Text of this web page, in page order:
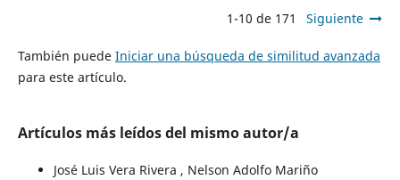
1-10 de 171 Siguiente
También puede Iniciar una búsqueda de similitud avanzada
para este artículo.
Artículos más leídos del mismo autor/a
José Luis Vera Rivera , Nelson Adolfo Mariño